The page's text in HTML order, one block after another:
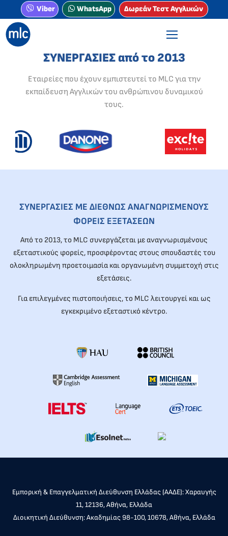
Viber WhatsApp Δωρεάν Τεστ Αγγλικών
ΣΥΝΕΡΓΑΣΙΕΣ από το 2013
Εταιρείες που έχουν εμπιστευτεί το MLC για την
εκπαίδευση Αγγλικών του ανθρώπινου δυναμικού
τους.
ΣΥΝΕΡΓΑΣΙΕΣ ΜΕ ΔΙΕΘΝΩΣ ΑΝΑΓΝΩΡΙΣΜΕΝΟΥΣ
ΦΟΡΕΙΣ ΕΞΕΤΑΣΕΩΝ
Από το 2013, το MLC συνεργάζεται με αναγνωρισμένους
εξεταστικούς φορείς, προσφέροντας στους σπουδαστές του
ολοκληρωμένη προετοιμασία και οργανωμένη συμμετοχή στις
εξετάσεις.
Για επιλεγμένες πιστοποιήσεις, το MLC λειτουργεί και ως
εγκεκριμένο εξεταστικό κέντρο.
Εμπορική & Επαγγελματική Διεύθυνση Ελλάδας (ΑΑΔΕ): Χαραυγής
11, 12136, Αθήνα, Ελλάδα
Διοικητική Διεύθυνση: Ακαδημίας 98-100, 10678, Αθήνα, Ελλάδα